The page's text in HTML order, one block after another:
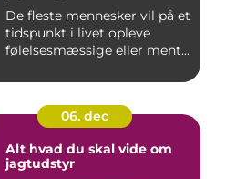
De fleste mennesker vil på et
tidspunkt i livet opleve
følelsesmæssige eller ment...
06. dec
Alt hvad du skal vide om
jagtudstyr